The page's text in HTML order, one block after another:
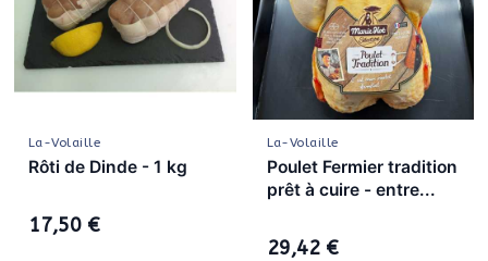
La-Volaille
Rôti de Dinde - 1 kg
17,50 €
La-Volaille
Poulet Fermier tradition
prêt à cuire - entre...
29,42 €